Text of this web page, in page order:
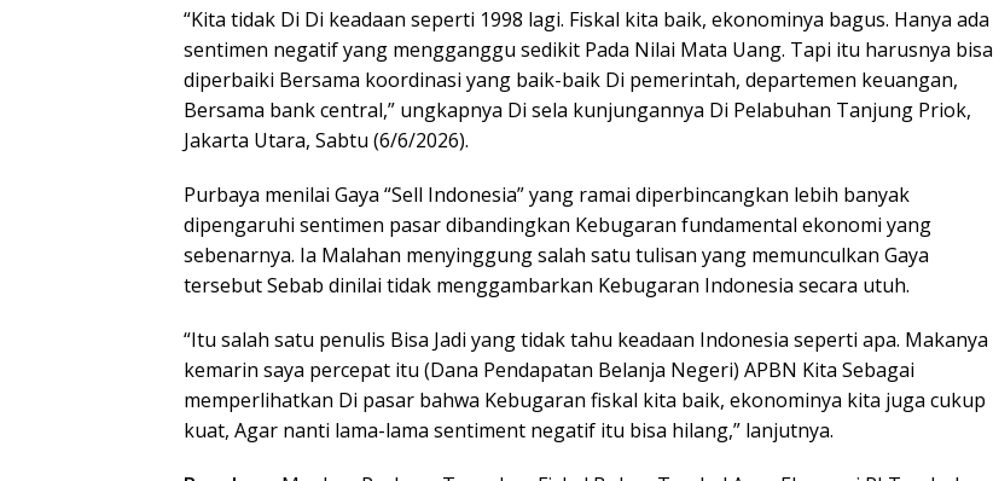
“Kita tidak Di Di keadaan seperti 1998 lagi. Fiskal kita baik, ekonominya bagus. Hanya ada
sentimen negatif yang mengganggu sedikit Pada Nilai Mata Uang. Tapi itu harusnya bisa
diperbaiki Bersama koordinasi yang baik-baik Di pemerintah, departemen keuangan,
Bersama bank central,” ungkapnya Di sela kunjungannya Di Pelabuhan Tanjung Priok,
Jakarta Utara, Sabtu (6/6/2026).
Purbaya menilai Gaya “Sell Indonesia” yang ramai diperbincangkan lebih banyak
dipengaruhi sentimen pasar dibandingkan Kebugaran fundamental ekonomi yang
sebenarnya. Ia Malahan menyinggung salah satu tulisan yang memunculkan Gaya
tersebut Sebab dinilai tidak menggambarkan Kebugaran Indonesia secara utuh.
“Itu salah satu penulis Bisa Jadi yang tidak tahu keadaan Indonesia seperti apa. Makanya
kemarin saya percepat itu (Dana Pendapatan Belanja Negeri) APBN Kita Sebagai
memperlihatkan Di pasar bahwa Kebugaran fiskal kita baik, ekonominya kita juga cukup
kuat, Agar nanti lama-lama sentiment negatif itu bisa hilang,” lanjutnya.